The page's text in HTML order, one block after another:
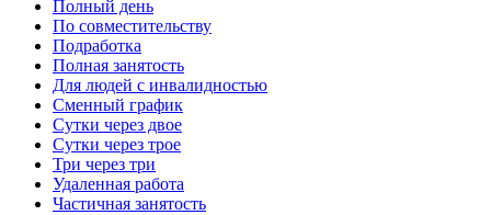
Полный день
По совместительству
Подработка
Полная занятость
Для людей с инвалидностью
Сменный график
Сутки через двое
Сутки через трое
Три через три
Удаленная работа
Частичная занятость